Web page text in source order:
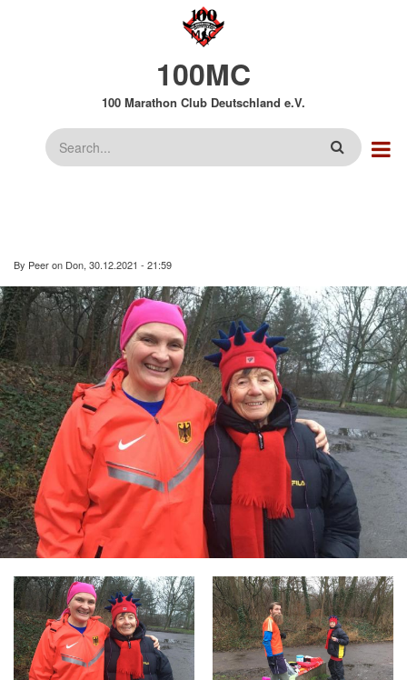
100MC
100 Marathon Club Deutschland e.V.
Suche
By Peeron Don, 30.12.2021 - 21:59